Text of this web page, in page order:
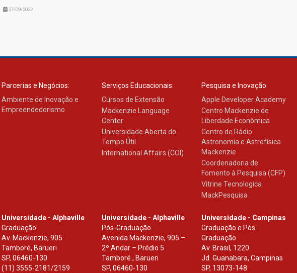
27/09/2022
Parcerias e Negócios:
Ambiente de Inovação e
Empreendedorismo
Serviços Educacionais:
Cursos de Extensão
Mackenzie Language
Center
Universidade Aberta do
Tempo Útil
International Affairs (COI)
Pesquisa e Inovação:
Apple Developer Academy
Centro Mackenzie de
Liberdade Econômica
Centro de Rádio
Astronomia e Astrofísica
Mackenzie
Coordenadoria de
Fomento à Pesquisa (CFP)
Vitrine Tecnologica
MackPesquisa
Universidade - Alphaville
Graduação
Av. Mackenzie, 905
Tamboré, Barueri
SP,06460-130
(11) 3555-2181/2159
Universidade - Alphaville
Pós-Graduação
Avenida Mackenzie, 905 –
2º Andar – Prédio 5
Tamboré , Barueri
SP, 06460-130
Universidade - Campinas
Graduação e Pós-
Graduação
Av. Brasil, 1220
Jd. Guanabara, Campinas
SP, 13073-148